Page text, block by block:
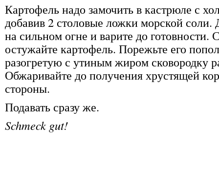
Картофель надо замочить в кастрюле с
добавив 2 столовые ложки морской соли.
на сильном огне и варите до готовности.
остужайте картофель. Порежьте его
разогретую с утиным жиром сковородку
Обжаривайте до получения хрустящей
стороны.
Подавать сразу же.
Schmeck gut!